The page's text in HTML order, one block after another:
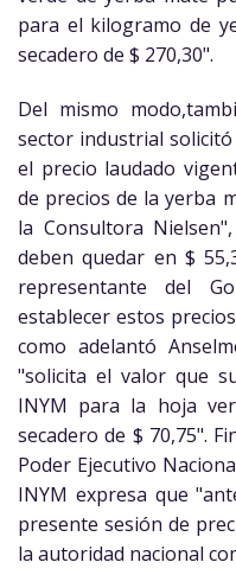
para el kilogramo de
secadero de $ 270,30".
Del mismo
sector industrial
el precio laudado
de precios de la yerba
la Consultora
deben quedar en $
representante del
establecer estos
como adelantó
"solicita el valor que
INYM para la hoja
secadero de $ 70,75".
Poder Ejecutivo
INYM expresa que
presente sesión de
la autoridad nacional